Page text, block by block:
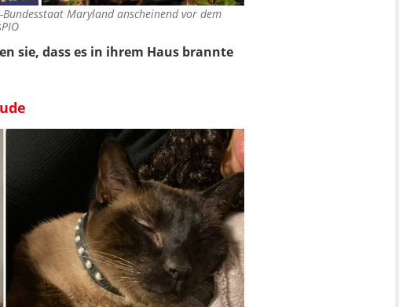
Maryland anscheinend vor dem
sie, dass es in ihrem Haus brannte